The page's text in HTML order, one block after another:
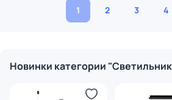
1 2 3 4
Новинки категории